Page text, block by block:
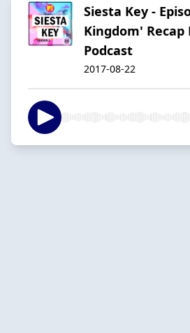
Siesta Key -
Kingdom' Recap
Podcast
2017-08-22